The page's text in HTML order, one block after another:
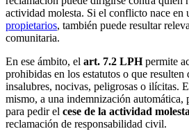
actividad molesta. Si el conflicto nace en
propietarios, también puede resultar
comunitaria.
En ese ámbito, el art. 7.2 LPHpermite
prohibidas en los estatutos o que resulten
insalubres, nocivas, peligrosas o ilícitas.
mismo, a una indemnización automática,
para pedir el cese de la actividad molesta
reclamación de responsabilidad civil.